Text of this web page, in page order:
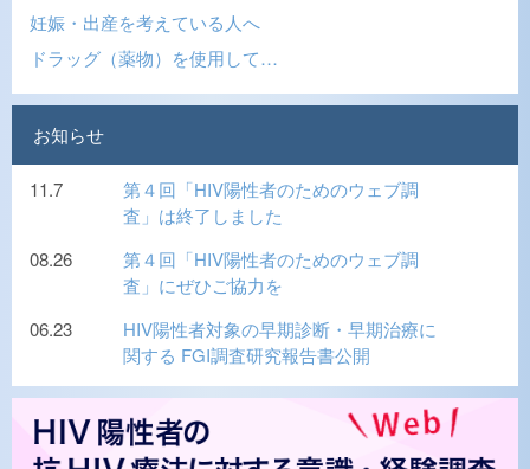
妊娠・出産を考えている人へ
ドラッグ（薬物）を使用して…
お知らせ
11.7
第４回「HIV陽性者のためのウェブ調
査」は終了しました
08.26
第４回「HIV陽性者のためのウェブ調
査」にぜひご協力を
06.23
HIV陽性者対象の早期診断・早期治療に
関する FGI調査研究報告書公開